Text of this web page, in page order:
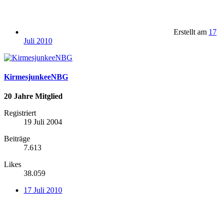
Erstellt am 17
Juli 2010
KirmesjunkeeNBG
20 Jahre Mitglied
Registriert
19 Juli 2004
Beiträge
7.613
Likes
38.059
17 Juli 2010